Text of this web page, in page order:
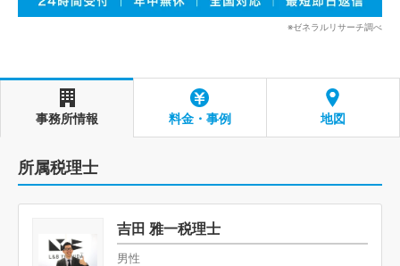
※ゼネラルリサーチ調べ
事務所情報 料金・事例 地図
所属税理士
吉田 雅一税理士
男性